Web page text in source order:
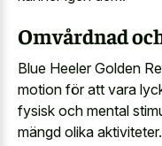
Omvårdnad
Blue Heeler Golden
motion för att vara
fysisk och mental
mängd olika aktiviteter.